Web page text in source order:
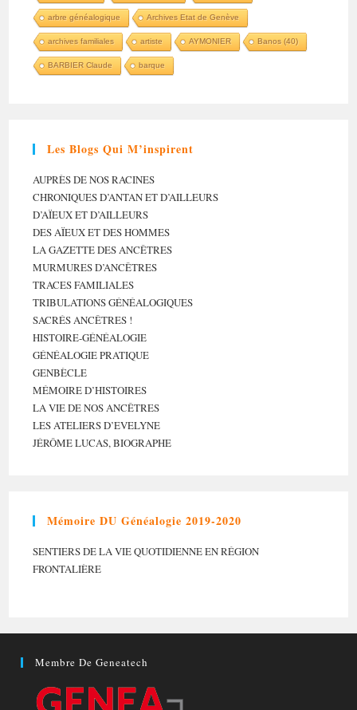
arbre généalogique Archives Etat de Genève
archives familiales artiste AYMONIER Banos (40)
BARBIER Claude barque
Les Blogs Qui M’inspirent
AUPRÈS DE NOS RACINES
CHRONIQUES D’ANTAN ET D’AILLEURS
D’AÏEUX ET D’AILLEURS
DES AÏEUX ET DES HOMMES
LA GAZETTE DES ANCÊTRES
MURMURES D’ANCÊTRES
TRACES FAMILIALES
TRIBULATIONS GÉNÉALOGIQUES
SACRÉS ANCÊTRES !
HISTOIRE-GÉNÉALOGIE
GÉNÉALOGIE PRATIQUE
GENBÈCLE
MÉMOIRE D’HISTOIRES
LA VIE DE NOS ANCÊTRES
LES ATELIERS D’EVELYNE
JÉRÔME LUCAS, BIOGRAPHE
Mémoire DU Généalogie 2019-2020
SENTIERS DE LA VIE QUOTIDIENNE EN RÉGION
FRONTALIÈRE
Membre De Geneatech